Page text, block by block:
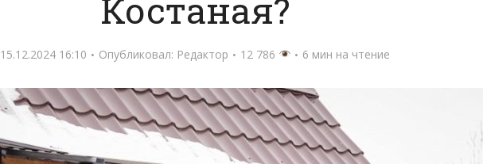
Костаная?
15.12.2024 16:10 Опубликовал: Редактор 12 786 6 мин на чтение